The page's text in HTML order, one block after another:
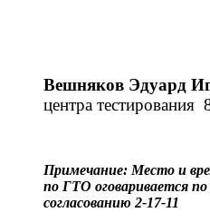
Вешняков Эдуард
центра тестирования
Примечание: Место и
по ГТО оговаривается
согласованию 2-17-11